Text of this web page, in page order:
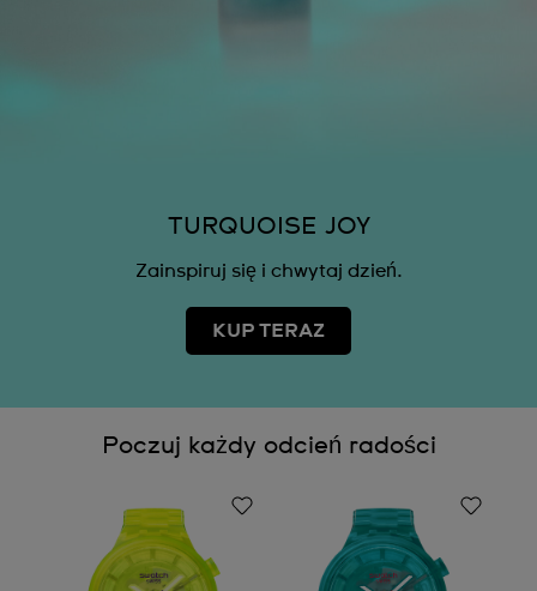
TURQUOISE JOY
Zainspiruj się i chwytaj dzień.
KUP TERAZ
Poczuj każdy odcień radości